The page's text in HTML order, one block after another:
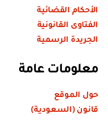
الأحكام القضائية
الفتاوى القانونية
الجريدة الرسمية
معلومات عامة
حول الموقع
قانون (السعودية)